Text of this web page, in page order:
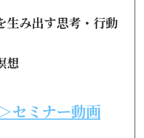
生み出す思考・行動
想
セミナー動画